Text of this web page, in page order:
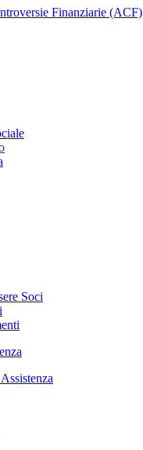
Finanziarie (ACF)
Soci